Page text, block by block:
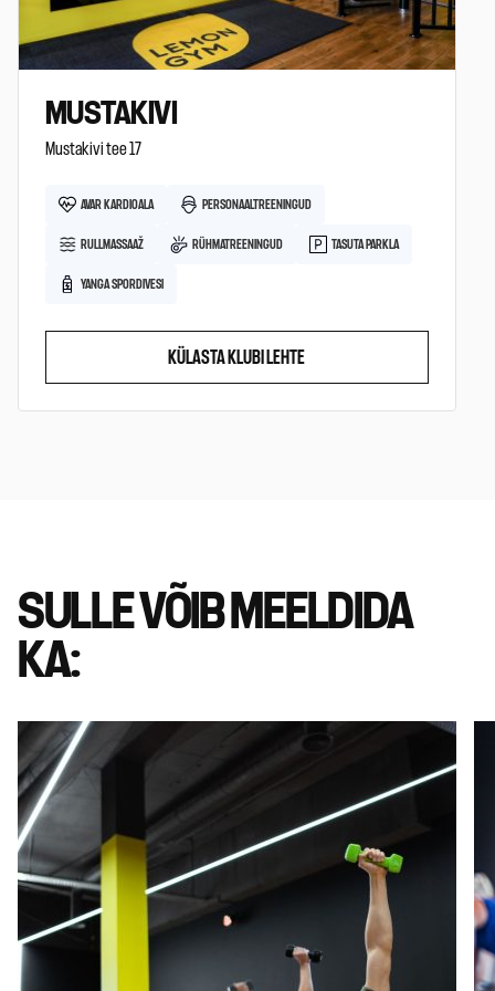
MUSTAKIVI
Mustakivi tee 17
AVAR KARDIOALA PERSONAALTREENINGUD
RULLMASSAAŽ RÜHMATREENINGUD TASUTA PARKLA
YANGA SPORDIVESI
KÜLASTA KLUBI LEHTE
SULLE VÕIB MEELDIDA
KA: